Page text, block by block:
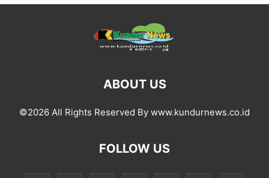
ABOUT US
©2026 All Rights Reserved By www.kundurnews.co.id
FOLLOW US